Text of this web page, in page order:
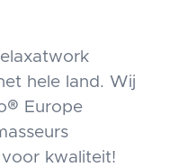
hele land. Wij
Europe
kwaliteit!